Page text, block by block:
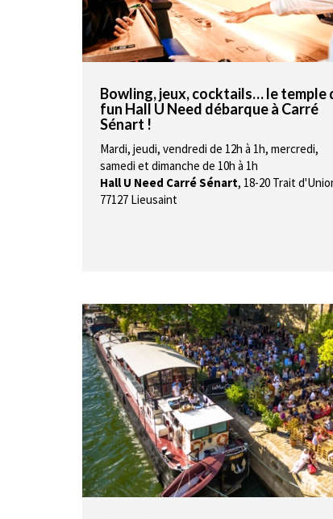
Bowling, jeux, cocktails… le temple
fun Hall U Need débarque à Carré
Sénart !
Mardi, jeudi, vendredi de 12h à 1h, mercredi,
samedi et dimanche de 10h à 1h
Hall U Need Carré Sénart, 18-20 Trait
77127 Lieusaint